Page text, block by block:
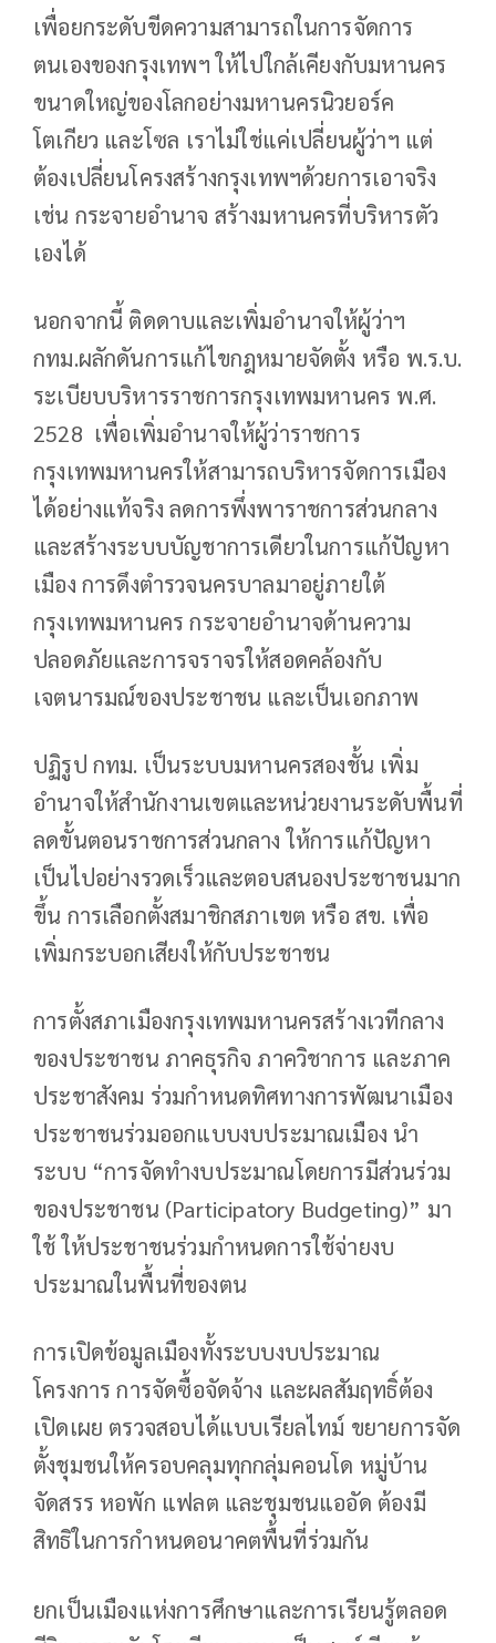
เพื่อยกระดับขีดความสามารถในการจัดการ
ตนเองของกรุงเทพฯ ให้ไปใกล้เคียงกับมหานคร
ขนาดใหญ่ของโลกอย่างมหานครนิวยอร์ค
โตเกียว และโซล เราไม่ใช่แค่เปลี่ยนผู้ว่าฯ แต่
ต้องเปลี่ยนโครงสร้างกรุงเทพฯด้วยการเอาจริง
เช่น กระจายอำนาจ สร้างมหานครที่บริหารตัว
เองได้
นอกจากนี้ ติดดาบและเพิ่มอำนาจให้ผู้ว่าฯ
กทม.ผลักดันการแก้ไขกฎหมายจัดตั้ง หรือ พ.ร.บ.
ระเบียบบริหารราชการกรุงเทพมหานคร พ.ศ.
2528 เพื่อเพิ่มอำนาจให้ผู้ว่าราชการ
กรุงเทพมหานครให้สามารถบริหารจัดการเมือง
ได้อย่างแท้จริง ลดการพึ่งพาราชการส่วนกลาง
และสร้างระบบบัญชาการเดียวในการแก้ปัญหา
เมือง การดึงตำรวจนครบาลมาอยู่ภายใต้
กรุงเทพมหานคร กระจายอำนาจด้านความ
ปลอดภัยและการจราจรให้สอดคล้องกับ
เจตนารมณ์ของประชาชน และเป็นเอกภาพ
ปฏิรูป กทม. เป็นระบบมหานครสองชั้น เพิ่ม
อำนาจให้สำนักงานเขตและหน่วยงานระดับพื้นที่
ลดขั้นตอนราชการส่วนกลาง ให้การแก้ปัญหา
เป็นไปอย่างรวดเร็วและตอบสนองประชาชนมาก
ขึ้น การเลือกตั้งสมาชิกสภาเขต หรือ สข. เพื่อ
เพิ่มกระบอกเสียงให้กับประชาชน
การตั้งสภาเมืองกรุงเทพมหานครสร้างเวทีกลาง
ของประชาชน ภาคธุรกิจ ภาควิชาการ และภาค
ประชาสังคม ร่วมกำหนดทิศทางการพัฒนาเมือง
ประชาชนร่วมออกแบบงบประมาณเมือง นำ
ระบบ “การจัดทำงบประมาณโดยการมีส่วนร่วม
ของประชาชน (Participatory Budgeting)” มา
ใช้ ให้ประชาชนร่วมกำหนดการใช้จ่ายงบ
ประมาณในพื้นที่ของตน
การเปิดข้อมูลเมืองทั้งระบบงบประมาณ
โครงการ การจัดซื้อจัดจ้าง และผลสัมฤทธิ์ต้อง
เปิดเผย ตรวจสอบได้แบบเรียลไทม์ ขยายการจัด
ตั้งชุมชนให้ครอบคลุมทุกกลุ่มคอนโด หมู่บ้าน
จัดสรร หอพัก แฟลต และชุมชนแออัด ต้องมี
สิทธิในการกำหนดอนาคตพื้นที่ร่วมกัน
ยกเป็นเมืองแห่งการศึกษาและการเรียนรู้ตลอด